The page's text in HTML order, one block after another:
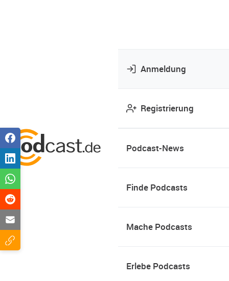
Anmeldung
Registrierung
Podcast-News
Finde Podcasts
Mache Podcasts
Erlebe Podcasts